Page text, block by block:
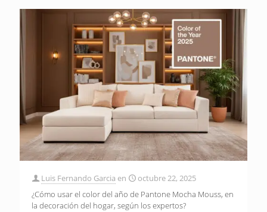
Luis Fernando Garcia en
octubre 22, 2025
¿Cómo usar el color del año de Pantone Mocha Mouss, en
la decoración del hogar, según los expertos?